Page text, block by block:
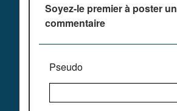
Soyez-le premier à poster un
commentaire
Pseudo